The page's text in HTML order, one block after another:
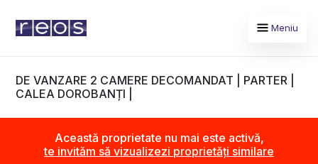
Meniu
DE VANZARE 2 CAMERE DECOMANDAT | PARTER |
CALEA DOROBANȚI |
Această proprietate nu mai este activă,
te invităm să vizualizezi proprietăți similare